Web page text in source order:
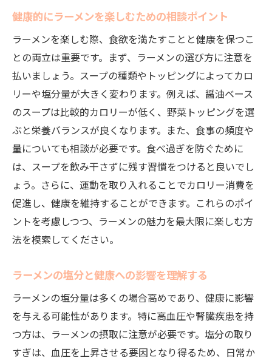
健康的にラーメンを楽しむための相談ポイント
ラーメンを楽しむ際、食欲を満たすことと健康を保つこ
との両立は重要です。まず、ラーメンの選び方に注意を
払いましょう。スープの種類やトッピングによってカロ
リーや塩分量が大きく変わります。例えば、醤油ベース
のスープは比較的カロリーが低く、野菜トッピングを選
ぶと栄養バランスが良くなります。また、食事の頻度や
量についても相談が必要です。食べ過ぎを防ぐために
は、スープを飲み干さずに残す習慣をつけると良いでし
ょう。さらに、運動を取り入れることでカロリー消費を
促進し、健康を維持することができます。これらのポイ
ントを考慮しつつ、ラーメンの魅力を最大限に楽しむ方
法を模索してください。
ラーメンの塩分と健康への影響を理解する
ラーメンの塩分量は多くの場合高めであり、健康に影響
を与える可能性があります。特に高血圧や腎臓疾患を持
つ方は、ラーメンの摂取に注意が必要です。塩分の取り
すぎは、血圧を上昇させる要因となり得るため、日常か